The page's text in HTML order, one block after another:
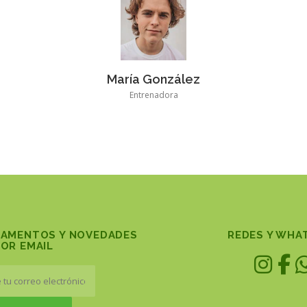
María González
Entrenadora
Y NOVEDADES
EMAIL
REDES Y